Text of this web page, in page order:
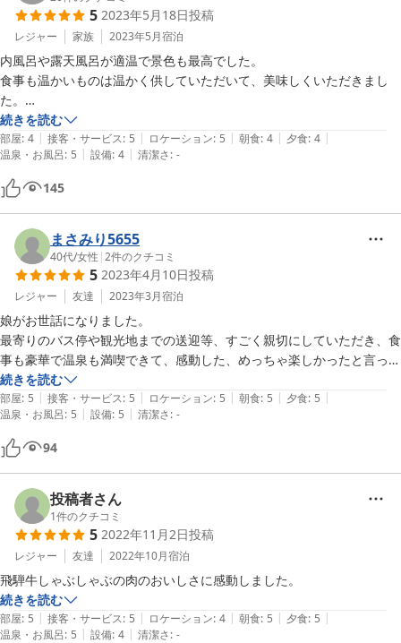
当館は、温泉街のメイン通りから少し奥まっておりますので、場所
が分かりにくいのかも知れません。大変ご迷惑をお掛けいたしまし
た。お電話での道案内や、道中の案内など事前に対応すれば良かっ
たと、今後の改善点にしていきたいと思います。
ご利用いただいたお部屋は、槍ヶ岳だけではなく、紅葉の時期も目
の前のモミジが反射して、部屋中が紅くなったようになります。
とても綺麗で、常連のお客様にも大変人気があります。
お料理は、作りたてをご賞味いただけるよう心掛けております。ご
満足いただければ幸いです。
奥さまの頭痛も、楽になったようで良かったです。
大した対応ができた訳ではありませんでしたので、その後旅行が楽
しめた旨の内容を拝見し、とても安心しました。
山の中の小さい宿ですので、細かい所に気配りが足りなかったり、
温泉旅館のイメージのような豪華さはございません。
今回ご満足いただけたのは、お客様の当館へのご理解が有っての事
なのかもしれません。
また機会がありましたら是非、ご利用いただけると幸いです。
今回は本当にありがとうございました。
2012-08-20
5 2023年5月18日投稿
レジャー 家族 2023年5月宿泊
内風呂や露天風呂が適温で景色も最高でした。
食事も温かいものは温かく供していただいて、美味しくいただきまし
た。
宿の方も皆親切で、ご主人と奥様の心のこもったお見送りに暖かい気持
ちになりました。
続きを読む
部屋: 4 | 接客・サービス: 5 | ロケーション: 5 | 朝食: 4 | 夕食: 4 |
温泉・お風呂: 5 | 設備: 4 | 清潔さ: -
145
まさみり5655
40代/女性 |2件のクチコミ
5 2023年4月10日投稿
レジャー 友達 2023年3月宿泊
娘がお世話になりました。
最寄りのバス停や観光地までの送迎等、すごく親切にしていただき、食
事も豪華で温泉も満喫できて、感動した、めっちゃ楽しかったと言って
いました。
ありがとうございました！
続きを読む
部屋: 5 | 接客・サービス: 5 | ロケーション: 5 | 朝食: 5 | 夕食: 5 |
温泉・お風呂: 5 | 設備: 5 | 清潔さ: -
94
投稿者さん
1件のクチコミ
5 2022年11月2日投稿
レジャー 友達 2022年10月宿泊
飛騨牛しゃぶしゃぶの肉のおいしさに感動しました。
続きを読む
部屋: 5 | 接客・サービス: 5 | ロケーション: 4 | 朝食: 5 | 夕食: 5 |
温泉・お風呂: 5 | 設備: 4 | 清潔さ: -